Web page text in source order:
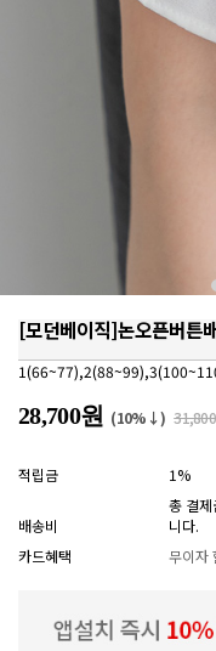
[모던베이직]논오픈버
28,700원 (10%↓)
적립금 1%
배송비
총 결
니다.
카드혜택
무이자